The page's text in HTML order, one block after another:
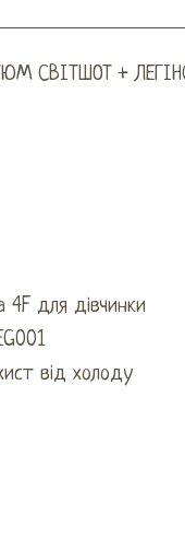
СВІТШОТ +
для дівчинки
від холоду